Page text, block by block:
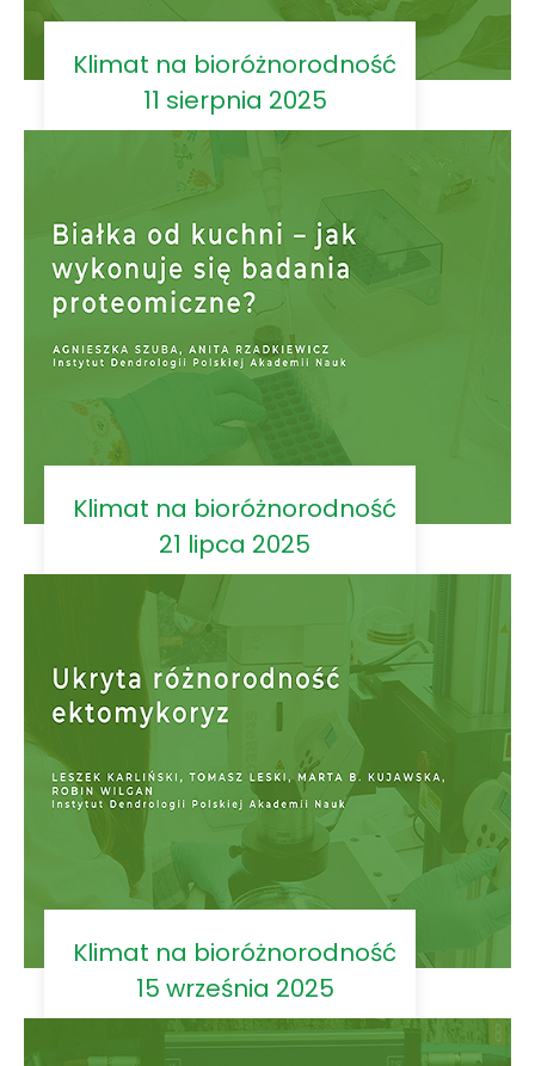
Klimat na bioróżnorodność
11 sierpnia 2025
Klimat na bioróżnorodność
21 lipca 2025
Klimat na bioróżnorodność
15 września 2025